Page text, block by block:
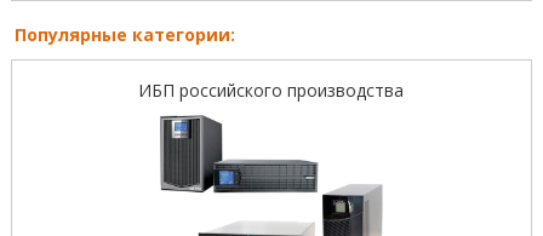
Популярные категории:
ИБП российского производства